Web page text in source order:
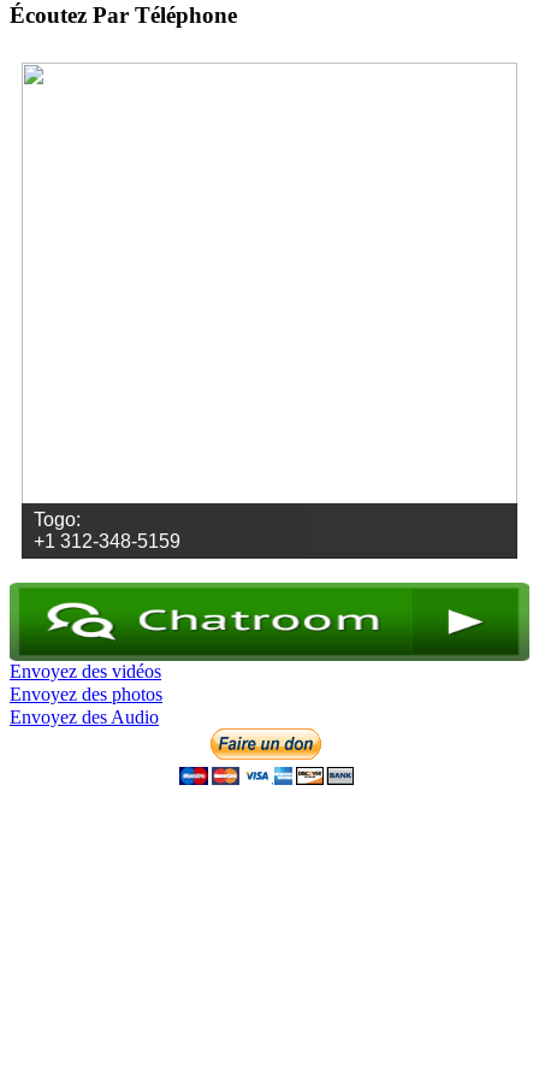
Écoutez Par Téléphone
Togo:
+1 312-348-5159
Envoyez des vidéos
Envoyez des photos
Envoyez des Audio